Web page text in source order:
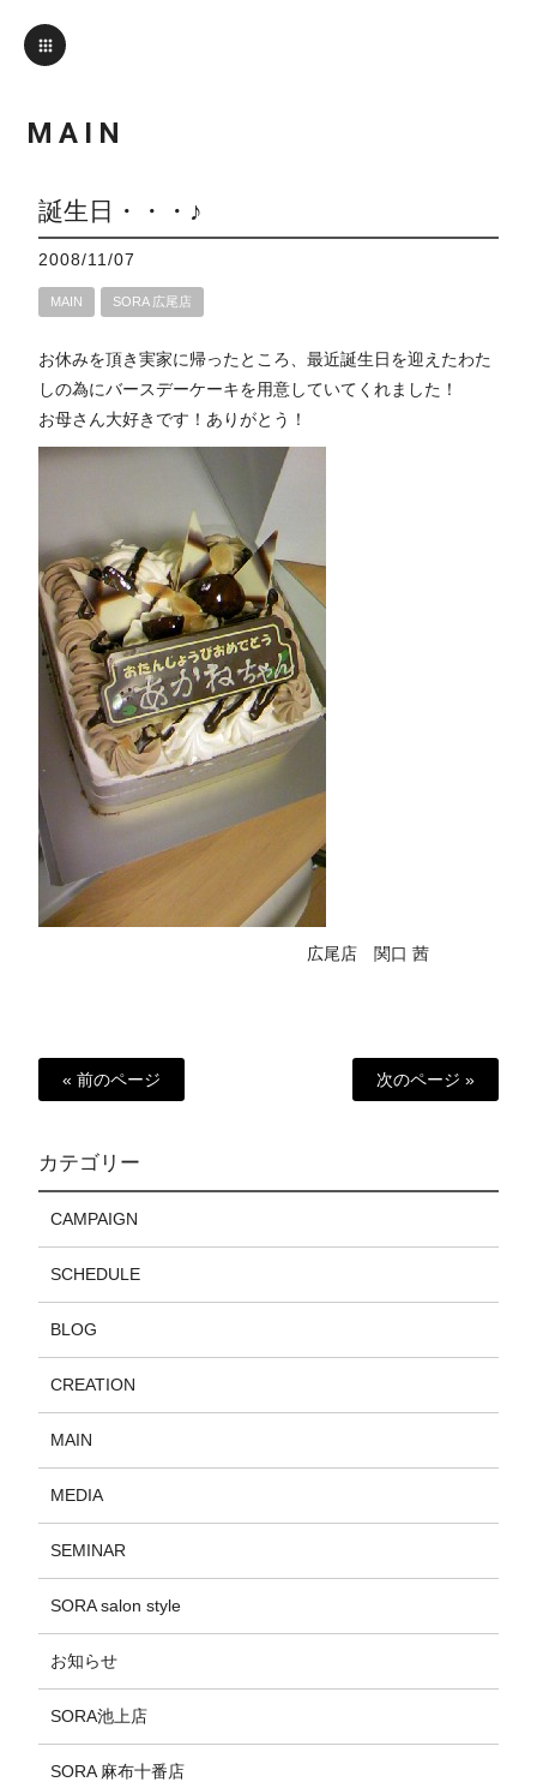
MAIN
誕生日・・・♪
2008/11/07
MAIN SORA 広尾店
お休みを頂き実家に帰ったところ、最近誕生日を迎えたわた
しの為にバースデーケーキを用意していてくれました！
お母さん大好きです！ありがとう！
広尾店 関口 茜
« 前のページ 次のページ »
カテゴリー
CAMPAIGN
SCHEDULE
BLOG
CREATION
MAIN
MEDIA
SEMINAR
SORA salon style
お知らせ
SORA池上店
SORA 麻布十番店